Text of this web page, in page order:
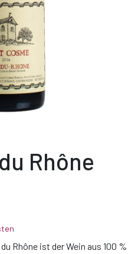
Rhône
Rhône ist der Wein aus 100 %